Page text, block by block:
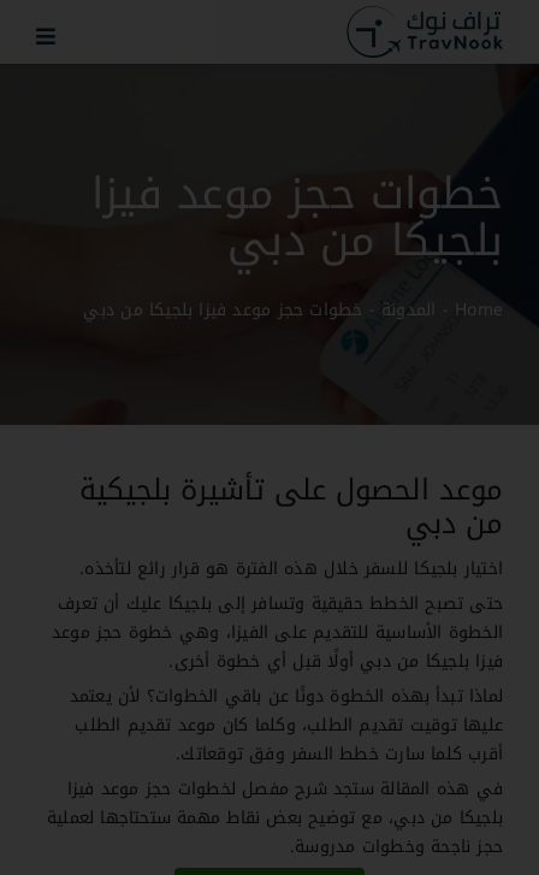
content
خطوات حجز موعد فيزا
بلجيكا من دبي
Home المدونة - خطوات حجز موعد فيزا بلجيكا من دبي
موعد الحصول على تأشيرة بلجيكية
من دبي
اختيار بلجيكا للسفر خلال هذه الفترة هو قرار رائع لتأخذه.
حتى تصبح الخطط حقيقية وتسافر إلى بلجيكا عليك أن تعرف
الخطوة الأساسية للتقديم على الفيزا، وهي خطوة حجز موعد
فيزا بلجيكا من دبي أولًا قبل أي خطوة أخرى.
لماذا تبدأ بهذه الخطوة دونًا عن باقي الخطوات؟ لأن يعتمد
عليها توقيت تقديم الطلب، وكلما كان موعد تقديم الطلب
أقرب كلما سارت خطط السفر وفق توقعاتك.
في هذه المقالة ستجد شرح مفصل لخطوات حجز موعد فيزا
بلجيكا من دبي، مع توضيح بعض نقاط مهمة ستحتاجها لعملية
حجز ناجحة وخطوات مدروسة.